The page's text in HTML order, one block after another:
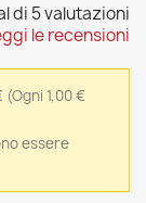
di 5 valutazioni
le recensioni
(Ogni 1,00 €
essere